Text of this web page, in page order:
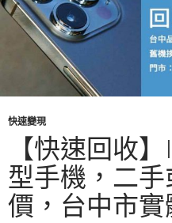
快速變現
【快速回收
型手機，二
價，台中市實